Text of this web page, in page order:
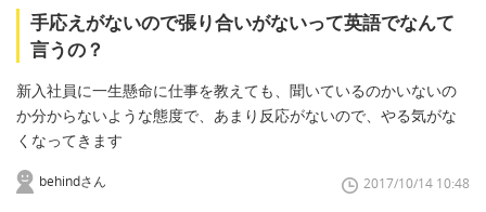
手応えがないので張り合いがないって英語でなんて
言うの？
新入社員に一生懸命に仕事を教えても、聞いているのかいないの
か分からないような態度で、あまり反応がないので、やる気がな
くなってきます
behindさん 2017/10/14 10:48